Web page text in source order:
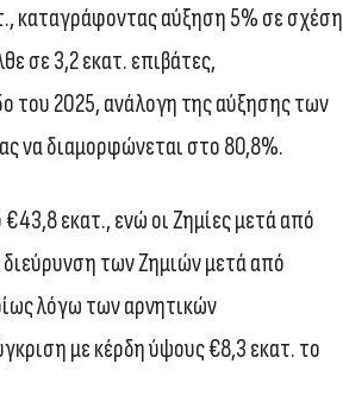
καταγράφοντας αύξηση 5% σε σχέση
σε 3,2 εκατ. επιβάτες,
του 2025, ανάλογη της αύξησης των
να διαμορφώνεται στο 80,8%.
εκατ., ενώ οι Ζημίες μετά από
των Ζημιών μετά από
λόγω των αρνητικών
με κέρδη ύψους €8,3 εκατ. το